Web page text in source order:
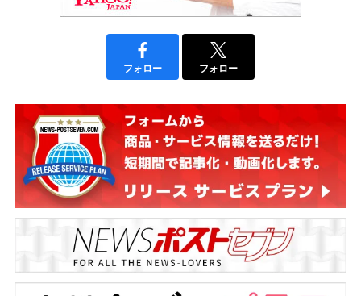
フォロー フォロー